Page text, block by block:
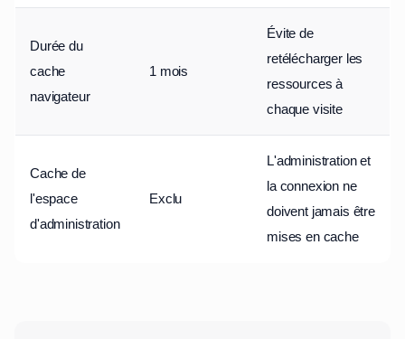
Durée du
cache
navigateur
1 mois
Évite de
retélécharger les
ressources à
chaque visite
Cache de
l'espace
d'administration
Exclu
L'administration et
la connexion ne
doivent jamais être
mises en cache